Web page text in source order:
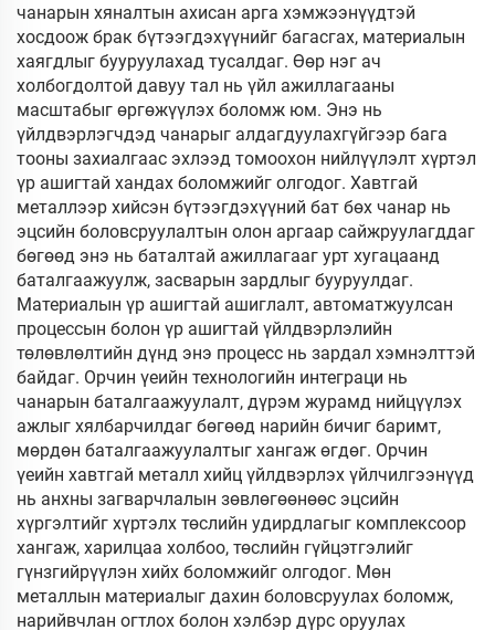
чанарын хяналтын ахисан арга хэмжээнүүдтэй
хосдоож брак бүтээгдэхүүнийг багасгах, материалын
хаягдлыг бууруулахад тусалдаг. Өөр нэг ач
холбогдолтой давуу тал нь үйл ажиллагааны
масштабыг өргөжүүлэх боломж юм. Энэ нь
үйлдвэрлэгчдэд чанарыг алдагдуулахгүйгээр бага
тооны захиалгаас эхлээд томоохон нийлүүлэлт хүртэл
үр ашигтай хандах боломжийг олгодог. Хавтгай
металлээр хийсэн бүтээгдэхүүний бат бөх чанар нь
эцсийн боловсруулалтын олон аргаар сайжруулагддаг
бөгөөд энэ нь баталтай ажиллагааг урт хугацаанд
баталгаажуулж, засварын зардлыг бууруулдаг.
Материалын үр ашигтай ашиглалт, автоматжуулсан
процессын болон үр ашигтай үйлдвэрлэлийн
төлөвлөлтийн дүнд энэ процесс нь зардал хэмнэлттэй
байдаг. Орчин үеийн технологийн интеграци нь
чанарын баталгаажуулалт, дүрэм журамд нийцүүлэх
ажлыг хялбарчилдаг бөгөөд нарийн бичиг баримт,
мөрдөн баталгаажуулалтыг хангаж өгдөг. Орчин
үеийн хавтгай металл хийц үйлдвэрлэх үйлчилгээнүүд
нь анхны загварчлалын зөвлөгөөнөөс эцсийн
хүргэлтийг хүртэлх төслийн удирдлагыг комплексоор
хангаж, харилцаа холбоо, төслийн гүйцэтгэлийг
гүнзгийрүүлэн хийх боломжийг олгодог. Мөн
металлын материалыг дахин боловсруулах боломж,
нарийвчлан огтлох болон хэлбэр дүрс оруулах